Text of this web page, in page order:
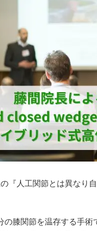
『人工関節とは異なり
膝関節を温存する手